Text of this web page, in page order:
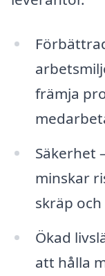
främja
Säkerhet
minskar
skräp
Ökad
att hålla